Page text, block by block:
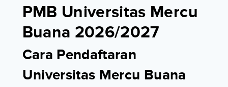
PMB Universitas Mercu
Buana 2026/2027
Cara Pendaftaran
Universitas Mercu Buana